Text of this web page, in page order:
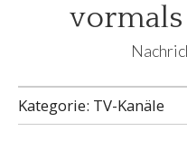
vormals
Kategorie: TV-Kanäle